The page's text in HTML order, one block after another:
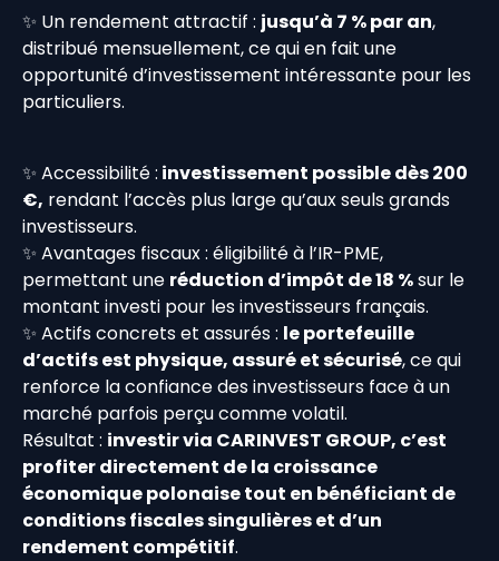
✨ Un rendement attractif : jusqu’à 7 % par an,
distribué mensuellement, ce qui en fait une
opportunité d’investissement intéressante pour les
particuliers.
✨ Accessibilité : investissement possible dès 200
€, rendant l’accès plus large qu’aux seuls grands
investisseurs.
✨ Avantages fiscaux : éligibilité à l’IR-PME,
permettant une réduction d’impôt de 18 %sur le
montant investi pour les investisseurs français.
✨ Actifs concrets et assurés : le portefeuille
d’actifs est physique, assuré et sécurisé, ce qui
renforce la confiance des investisseurs face à un
marché parfois perçu comme volatil.
Résultat : investir via CARINVEST GROUP, c’est
profiter directement de la croissance
économique polonaise tout en bénéficiant de
conditions fiscales singulières et d’un
rendement compétitif.